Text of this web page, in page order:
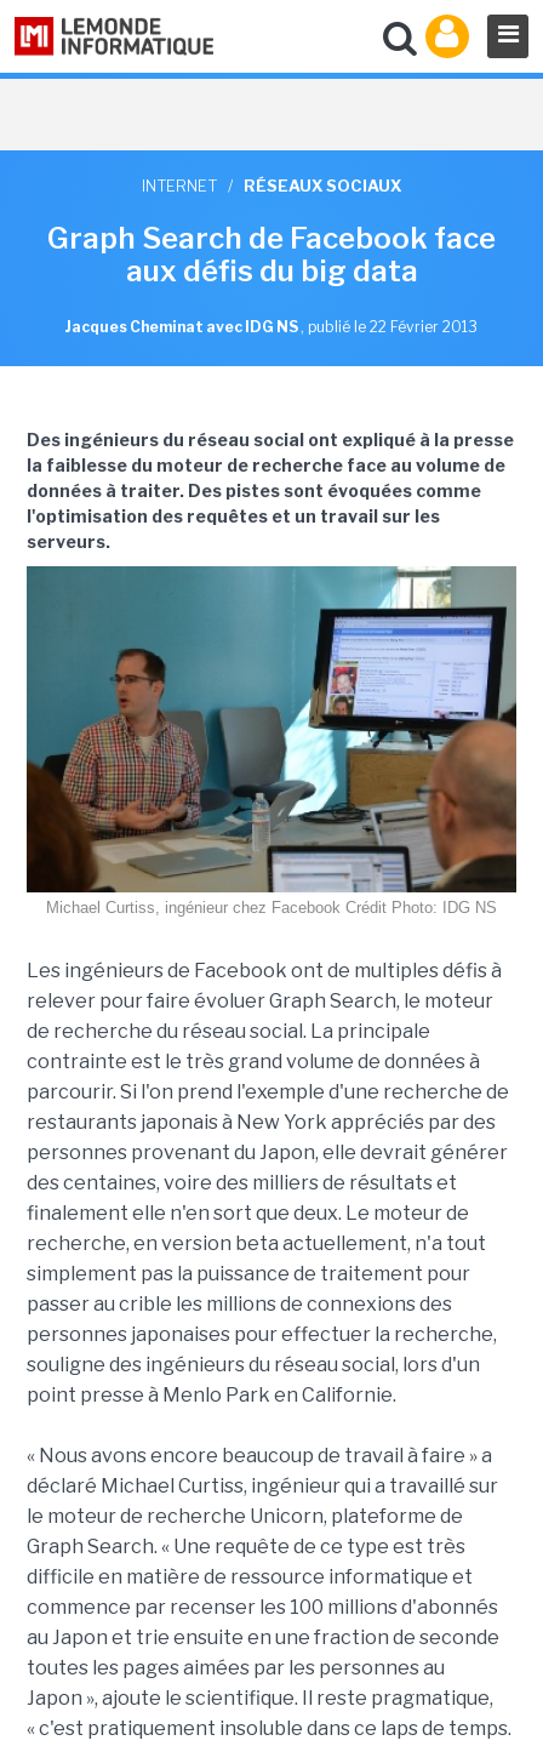
INTERNET / RÉSEAUX SOCIAUX
Graph Search de Facebook face
aux défis du big data
Jacques Cheminat avec IDG NS , publié le 22 Février 2013
Des ingénieurs du réseau social ont expliqué à la presse
la faiblesse du moteur de recherche face au volume de
données à traiter. Des pistes sont évoquées comme
l'optimisation des requêtes et un travail sur les
serveurs.
Michael Curtiss, ingénieur chez Facebook Crédit Photo: IDG NS
Les ingénieurs de Facebook ont de multiples défis à
relever pour faire évoluer Graph Search, le moteur
de recherche du réseau social. La principale
contrainte est le très grand volume de données à
parcourir. Si l'on prend l'exemple d'une recherche de
restaurants japonais à New York appréciés par des
personnes provenant du Japon, elle devrait générer
des centaines, voire des milliers de résultats et
finalement elle n'en sort que deux. Le moteur de
recherche, en version beta actuellement, n'a tout
simplement pas la puissance de traitement pour
passer au crible les millions de connexions des
personnes japonaises pour effectuer la recherche,
souligne des ingénieurs du réseau social, lors d'un
point presse à Menlo Park en Californie.
« Nous avons encore beaucoup de travail à faire » a
déclaré Michael Curtiss, ingénieur qui a travaillé sur
le moteur de recherche Unicorn, plateforme de
Graph Search. « Une requête de ce type est très
difficile en matière de ressource informatique et
commence par recenser les 100 millions d'abonnés
au Japon et trie ensuite en une fraction de seconde
toutes les pages aimées par les personnes au
Japon », ajoute le scientifique. Il reste pragmatique,
« c'est pratiquement insoluble dans ce laps de temps.